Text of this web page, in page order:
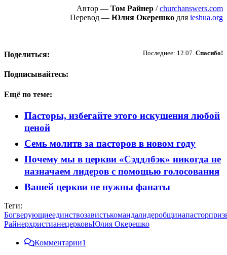
Автор — Том Райнер /churchanswers.com
Перевод — Юлия Окерешко для ieshua.org
Последнее: 12.07. Спасибо!
Поделиться:
Подписывайтесь:
Ещё по теме:
Пасторы, избегайте этого искушения любой
ценой
Семь молитв за пасторов в новом году
Почему мы в церкви «Сэддлбэк» никогда не
назначаем лидеров с помощью голосования
Вашей церкви не нужны фанаты
Теги:
Богверующиеединствозавистькомандалидеробщинапастор
РайнерхристианецерковьЮлия Окерешко
Комментарии1